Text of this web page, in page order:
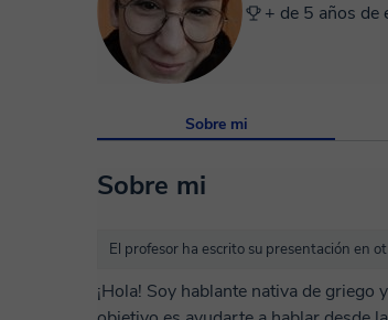
+ de 5 años de
Sobre mi
Sobre mi
El profesor ha escrito su presentación en
¡Hola! Soy hablante nativa de